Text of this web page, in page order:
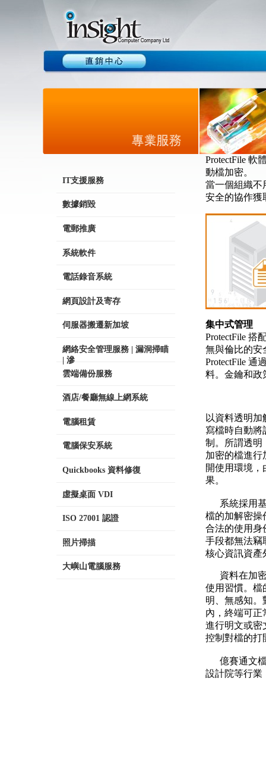
IT支援服務
數據銷毀
電郵推廣
系統軟件
電話錄音系統
網頁設計及寄存
伺服器搬遷新加坡
網絡安全管理服務 | 漏洞掃瞄
| 滲
雲端備份服務
酒店/餐廳無線上網系統
電腦租賃
電腦保安系統
Quickbooks 資料修復
虛擬桌面 VDI
ISO 27001 認證
照片掃描
大嶼山電腦服務
ProtectFile 軟
動檔加密。
當一個組織不
安全的協作獲
集中式管理
ProtectFile 搭
無與倫比的安
ProtectFile 通
料。金鑰和政
以資料透明
寫檔時自動將
制。所謂透明
加密的檔進行
開使用環境
果。
系統採用基
檔的加解密操
合法的使用身
手段都無法竊
核心資訊資產
資料在加密
使用習慣。檔
明、無感知。
內，終端可正
進行明文或密
控制對檔的打
億賽通文檔
設計院等行業